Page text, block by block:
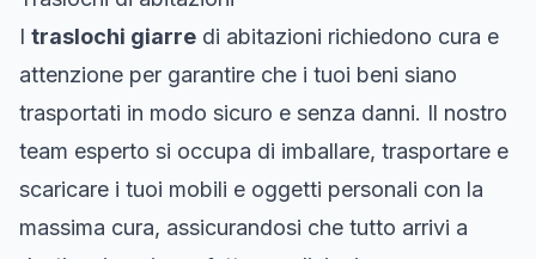
I traslochi giarre di abitazioni richiedono cura e
attenzione per garantire che i tuoi beni siano
trasportati in modo sicuro e senza danni. Il nostro
team esperto si occupa di imballare, trasportare e
scaricare i tuoi mobili e oggetti personali con la
massima cura, assicurandosi che tutto arrivi a